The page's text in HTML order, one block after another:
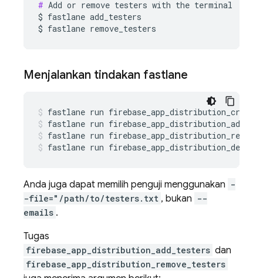
# Add or remove testers with the terminal
$ fastlane add_testers
$ fastlane remove_testers
Menjalankan tindakan fastlane
fastlane run
fastlane run
fastlane run
fastlane run
Anda juga dapat memilih penguji menggunakan -
-file="/path/to/testers.txt , bukan --
emails .
Tugas
firebase_app_distribution_add_testers dan
firebase_app_distribution_remove_testers